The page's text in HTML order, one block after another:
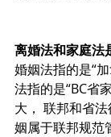
离婚法和家庭法
婚姻法指的是“
法指的是“BC省
大， 联邦和省
姻属于联邦规范